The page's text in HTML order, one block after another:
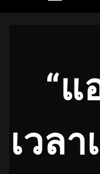
“แ
เวล